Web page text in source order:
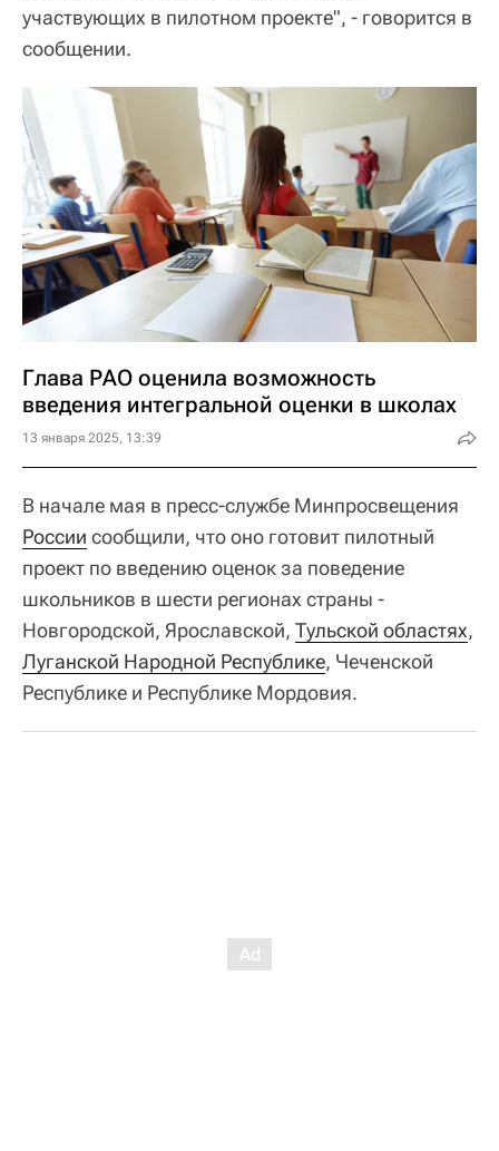
участвующих в пилотном проекте", - говорится в
сообщении.
Глава РАО оценила возможность
введения интегральной оценки в школах
13 января 2025, 13:39
В начале мая в пресс-службе Минпросвещения
России сообщили, что оно готовит пилотный
проект по введению оценок за поведение
школьников в шести регионах страны -
Новгородской, Ярославской, Тульской областях,
Луганской Народной Республике, Чеченской
Республике и Республике Мордовия.